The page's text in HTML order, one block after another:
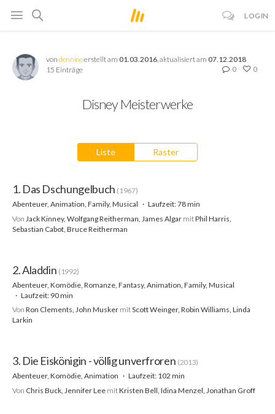
LOGIN
von denninoerstellt am 01.03.2016 , aktualisiert am 07.12.2018
15 Einträge
0 0
Disney Meisterwerke
Liste Raster
1. Das Dschungelbuch (1967)
Abenteuer, Animation, Family, Musical
Laufzeit: 78 min
Von Jack Kinney, Wolfgang Reitherman, James Algar mitPhil Harris,
Sebastian Cabot, Bruce Reitherman
2. Aladdin (1992)
Abenteuer, Komödie, Romanze, Fantasy, Animation, Family, Musical
Laufzeit: 90 min
Von Ron Clements, John Musker mitScott Weinger, Robin Williams, Linda
Larkin
3. Die Eiskönigin - völlig unverfroren (2013)
Abenteuer, Komödie, Animation
Laufzeit: 102 min
Von Chris Buck, Jennifer Lee mitKristen Bell, Idina Menzel, Jonathan Groff